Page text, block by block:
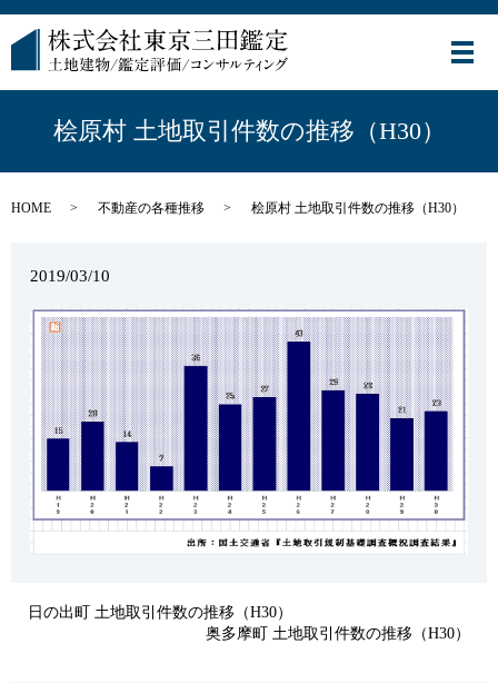
メ
桧原村 土地取引件数の推移（H30）
HOME 不動産の各種推移 桧原村 土地取引件数の推移（H30）
2019/03/10
日の出町 土地取引件数の推移（H30）
奥多摩町 土地取引件数の推移（H30）